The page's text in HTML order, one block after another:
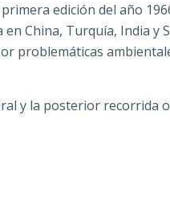
edición del año
China, Turquía, India y
problemáticas
y la posterior recorrida